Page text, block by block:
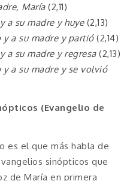
María(2,11)
a su madre y huye (2,13)
y a su madre y partió(2,14)
a su madre y regresa(2,13)
a su madre y se volvió
(Evangelio de
es el que más habla de
sinópticos que
de María en primera